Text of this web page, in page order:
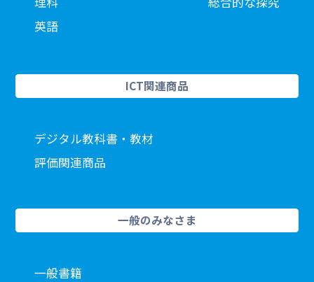
英語
ICT関連商品
デジタル教科書・教材
評価関連商品
一般のみなさま
一般書籍